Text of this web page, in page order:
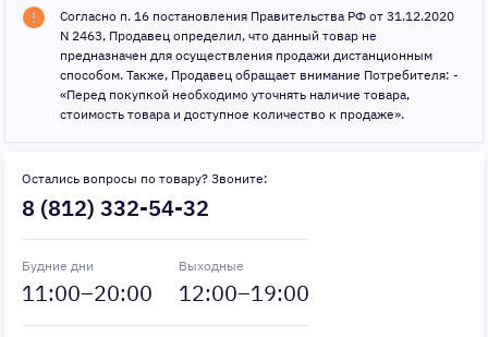
Согласно п. 16 постановления Правительства РФ от 31.12.2020
N 2463, Продавец определил, что данный товар не
предназначен для осуществления продажи дистанционным
способом. Также, Продавец обращает внимание Потребителя: -
«Перед покупкой необходимо уточнять наличие товара,
стоимость товара и доступное количество к продаже».
Остались вопросы по товару? Звоните:
8 (812) 332-54-32
Будние дни
11:00–20:00
Выходные
12:00–19:00